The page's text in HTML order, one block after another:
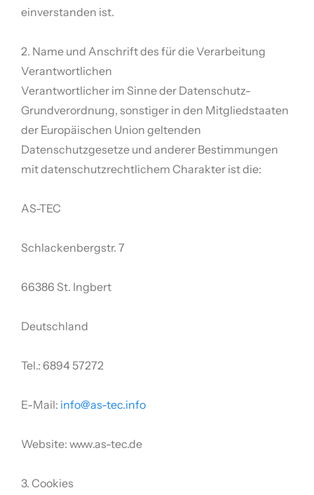
einverstanden ist.
2. Name und Anschrift des für die Verarbeitung
Verantwortlichen
Verantwortlicher im Sinne der Datenschutz-
Grundverordnung, sonstiger in den Mitgliedstaaten
der Europäischen Union geltenden
Datenschutzgesetze und anderer Bestimmungen
mit datenschutzrechtlichem Charakter ist die:
AS-TEC
Schlackenbergstr. 7
66386 St. Ingbert
Deutschland
Tel.: 6894 57272
E-Mail: info@as-tec.info
Website: www.as-tec.de
3. Cookies